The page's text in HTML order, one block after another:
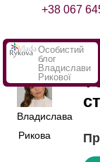
+38 067
Особистий
блог
Владислави
Рикової
Владислава
Рикова